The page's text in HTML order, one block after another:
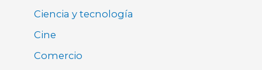
Ciencia y tecnología
Cine
Comercio